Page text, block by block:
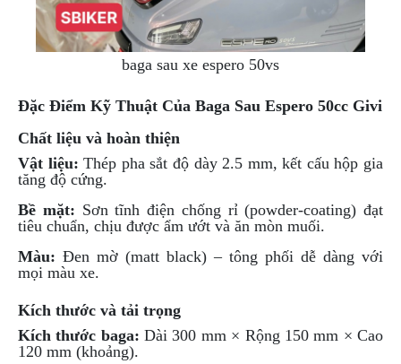
BALO
TÚI
ĐEO
GIÀY
ÁO
GIÁP
MOTO
TAI
GẮN
MŨ
HIỂM
BỘ
baga sau xe espero 50vs
Đặc Điểm Kỹ Thuật Của Baga Sau Espero 50cc Givi
Chất liệu và hoàn thiện
Vật liệu: Thép pha sắt độ dày 2.5 mm, kết cấu hộp gia
tăng độ cứng.
Bề mặt: Sơn tĩnh điện chống rỉ (powder-coating) đạt
tiêu chuẩn, chịu được ẩm ướt và ăn mòn muối.
Màu: Đen mờ (matt black) – tông phối dễ dàng với
mọi màu xe.
Kích thước và tải trọng
Kích thước baga: Dài 300 mm × Rộng 150 mm × Cao
120 mm (khoảng).